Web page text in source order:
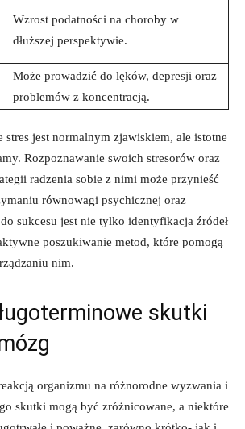
Wzrost podatności na choroby w
dłuższej perspektywie.
Może prowadzić do lęków, depresji oraz
problemów z koncentracją.
stres jest normalnym zjawiskiem, ale istotne
Rozpoznawanie swoich stresorów oraz
radzenia sobie z nimi może przynieść
równowagi psychicznej oraz
sukcesu jest nie tylko identyfikacja źródeł
poszukiwanie metod, które pomogą
nim.
skutki
organizmu na różnorodne wyzwania i
skutki mogą być zróżnicowane, a niektóre